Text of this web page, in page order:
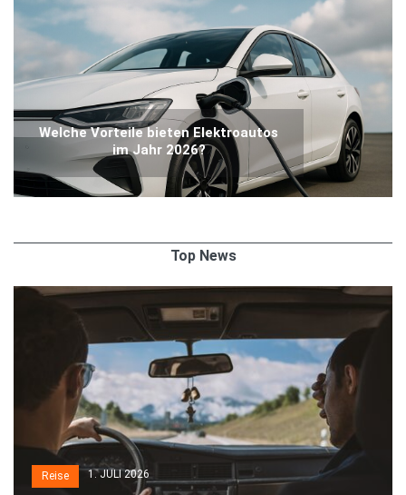
Welche Vorteile bieten Elektroautos
im Jahr 2026?
Top News
Reise 1. JULI 2026